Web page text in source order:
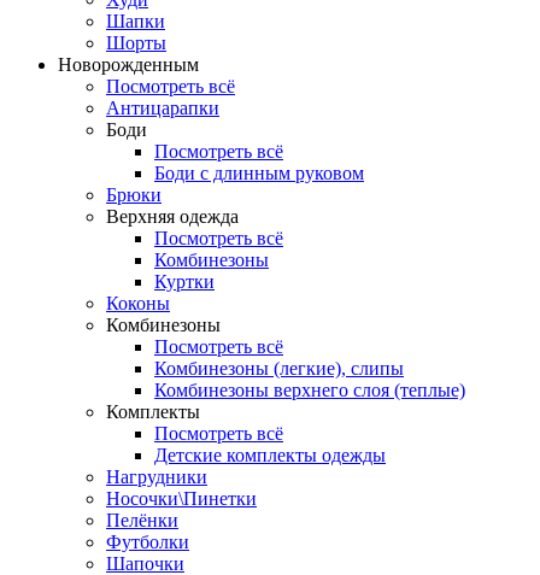
Шапки
Шорты
Новорожденным
Посмотреть всё
Антицарапки
Боди
Посмотреть всё
Боди с длинным руковом
Брюки
Верхняя одежда
Посмотреть всё
Комбинезоны
Куртки
Коконы
Комбинезоны
Посмотреть всё
Комбинезоны (легкие), слипы
Комбинезоны верхнего слоя (теплые)
Комплекты
Посмотреть всё
Детские комплекты одежды
Нагрудники
Носочки\Пинетки
Пелёнки
Футболки
Шапочки